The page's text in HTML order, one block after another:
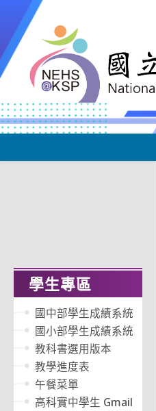
至
主
要
容
學生專區
國中部學生成績系統
國小部學生成績系統
教科書選用版本
教學進度表
午餐菜單
高科實中學生 Gmail